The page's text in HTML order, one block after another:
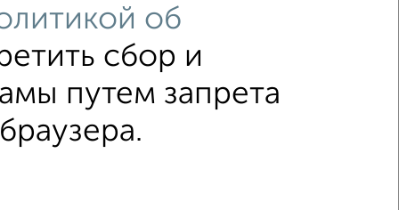
площадью до 15 м²
об
сбор и
путем запрета